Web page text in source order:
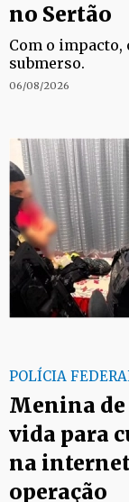
no Sertão
Com o
submerso.
06/08/2026
POLÍCIA
Menina de
vida para
na
operação